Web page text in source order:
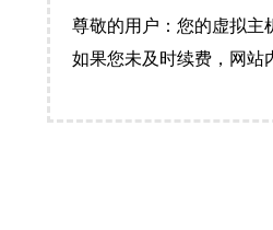
尊敬的用户：您的虚拟主
如果您未及时续费，网站